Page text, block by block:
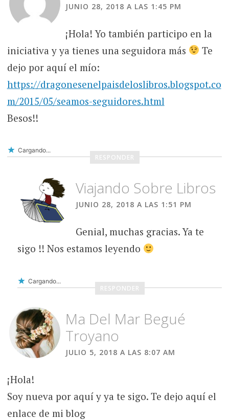
JUNIO 28, 2018 A LAS 1:45 PM
¡Hola! Yo también participo en la
iniciativa y ya tienes una seguidora más
Te
dejo por aquí el mío:
https://dragonesenelpaisdeloslibros.blogspot.co
m/2015/05/seamos-seguidores.html
Besos!!
Cargando...
RESPONDER
Viajando Sobre Libros
JUNIO 28, 2018 A LAS 1:51 PM
Genial, muchas gracias. Ya te
sigo !! Nos estamos leyendo
Cargando...
RESPONDER
Ma Del Mar Begué
Troyano
JULIO 5, 2018 A LAS 8:07 AM
¡Hola!
Soy nueva por aquí y ya te sigo. Te dejo aquí el
enlace de mi blog